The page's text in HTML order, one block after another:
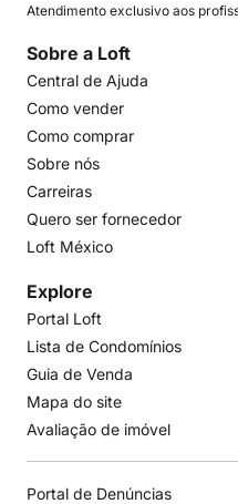
Atendimento exclusivo aos
Sobre a Loft
Central de Ajuda
Como vender
Como comprar
Sobre nós
Carreiras
Quero ser fornecedor
Loft México
Explore
Portal Loft
Lista de Condomínios
Guia de Venda
Mapa do site
Avaliação de imóvel
Portal de Denúncias